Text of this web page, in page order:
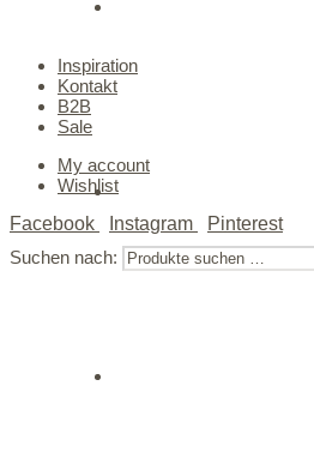
Inspiration
Kontakt
B2B
Sale
My account
Wishlist
Facebook
Instagram
Pinterest
Suchen nach: